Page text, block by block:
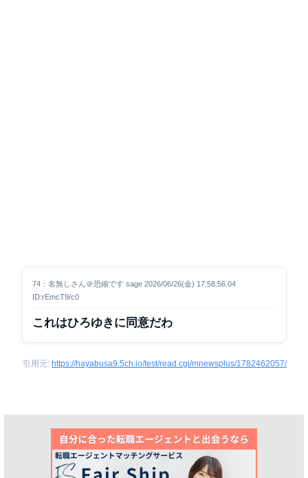
74：名無しさん＠恐縮です sage 2026/06/26(金) 17:58:56.04
ID:rEmcT9/c0
これはひろゆきに同意だわ
引用元: https://hayabusa9.5ch.io/test/read.cgi/mnewsplus/1782462057/